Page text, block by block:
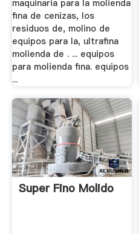
maquinaria para la molienda
fina de cenizas, los
residuos de, molino de
equipos para la, ultrafina
molienda de . ... equipos
para molienda fina. equipos
...
Super Fino Molido